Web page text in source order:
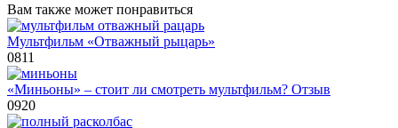
Вам также может понравиться
Мультфильм «Отважный рыцарь»
0811
«Миньоны» – стоит ли смотреть мультфильм? Отзыв
0920